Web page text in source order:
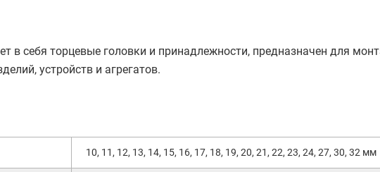
в себя торцевые головки и принадлежности, предназначен для
устройств и агрегатов.
10, 11, 12, 13, 14, 15, 16, 17, 18, 19, 20, 21, 22, 23, 24, 27, 30, 32 мм